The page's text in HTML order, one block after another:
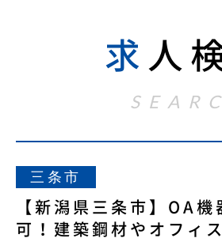
求 人
三条市
【新潟県三条市】OA
可！建築鋼材やオフィ